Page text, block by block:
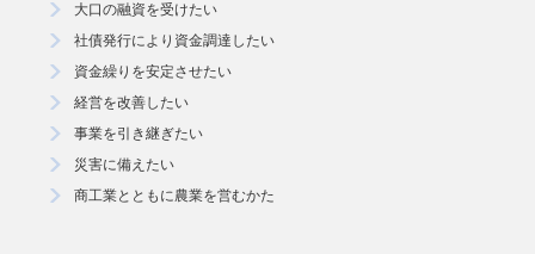
大口の融資を受けたい
社債発行により資金調達したい
資金繰りを安定させたい
経営を改善したい
事業を引き継ぎたい
災害に備えたい
商工業とともに農業を営むかた